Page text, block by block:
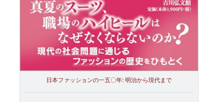
日本ファッションの一五〇年: 明治から現代まで